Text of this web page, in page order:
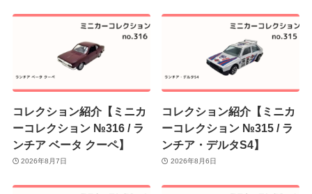
コレクション紹介【ミニカ
ーコレクション №316 / ラ
ンチア ベータ クーペ】
2026年8月7日
コレクション紹介【ミニカ
ーコレクション №315 / ラ
ンチア・デルタS4】
2026年8月6日